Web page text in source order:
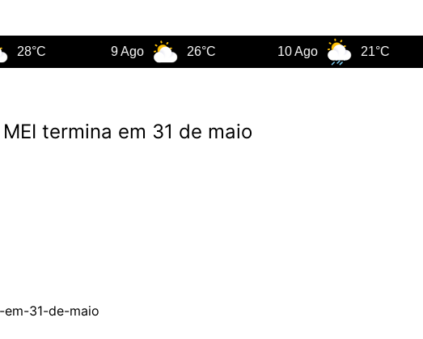
26°C 10 Ago 21°C
termina em 31 de maio